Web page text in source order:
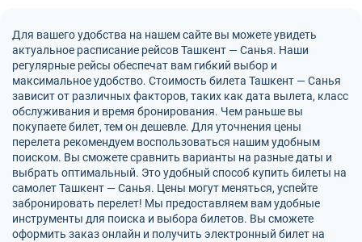
Для вашего удобства на нашем сайте вы можете увидеть
актуальное расписание рейсов Ташкент — Санья. Наши
регулярные рейсы обеспечат вам гибкий выбор и
максимальное удобство. Стоимость билета Ташкент — Санья
зависит от различных факторов, таких как дата вылета, класс
обслуживания и время бронирования. Чем раньше вы
покупаете билет, тем он дешевле. Для уточнения цены
перелета рекомендуем воспользоваться нашим удобным
поиском. Вы сможете сравнить варианты на разные даты и
выбрать оптимальный. Это удобный способ купить билеты на
самолет Ташкент — Санья. Цены могут меняться, успейте
забронировать перелет! Мы предоставляем вам удобные
инструменты для поиска и выбора билетов. Вы сможете
оформить заказ онлайн и получить электронный билет на